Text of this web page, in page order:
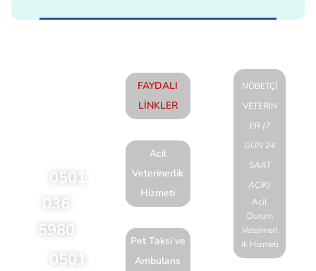
0501
036
5980
0501
FAYDALI
LİNKLER
Acil
Veterinerlik
Hizmeti
Pet Taksi ve
Ambulans
NÖBETÇİ
VETERİN
ER (7
GÜN 24
SAAT
AÇIK)
Acil
Durum
Veterinerl
ik Hizmeti